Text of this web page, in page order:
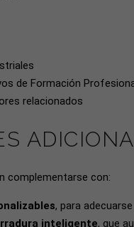
de Formación
relacionados
complementarse con:
, para
inteligente, que